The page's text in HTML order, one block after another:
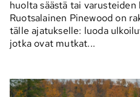
huolta säästä tai varusteiden
Ruotsalainen Pinewood on
tälle ajatukselle: luoda
jotka ovat mutkat...